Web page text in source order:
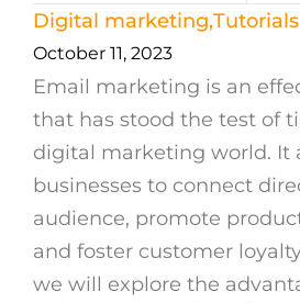
Digital marketing,Tutorials
October 11, 2023
Email marketing is an
that has stood the test of
digital marketing world. It
businesses to connect
audience, promote
and foster customer
we will explore the